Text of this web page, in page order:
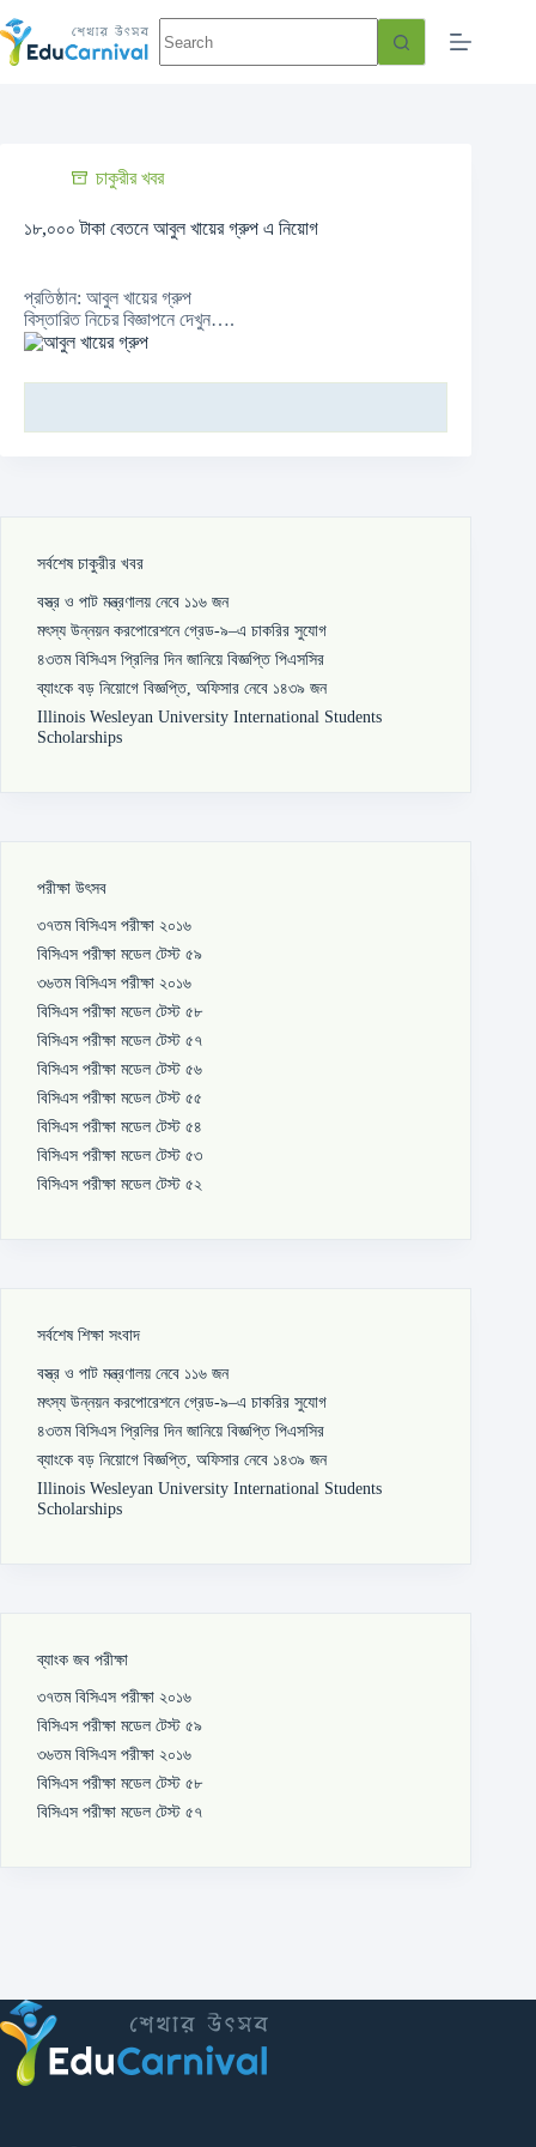
চাকুরীর খবর
১৮,০০০ টাকা বেতনে আবুল খায়ের গ্রুপ এ নিয়োগ
প্রতিষ্ঠান: আবুল খায়ের গ্রুপ
বিস্তারিত নিচের বিজ্ঞাপনে দেখুন….
সর্বশেষ চাকুরীর খবর
বস্ত্র ও পাট মন্ত্রণালয় নেবে ১১৬ জন
মৎস্য উন্নয়ন করপোরেশনে গ্রেড-৯–এ চাকরির সুযোগ
৪৩তম বিসিএস প্রিলির দিন জানিয়ে বিজ্ঞপ্তি পিএসসির
ব্যাংকে বড় নিয়োগে বিজ্ঞপ্তি, অফিসার নেবে ১৪৩৯ জন
Illinois Wesleyan University International Students
Scholarships
পরীক্ষা উৎসব
৩৭তম বিসিএস পরীক্ষা ২০১৬
বিসিএস পরীক্ষা মডেল টেস্ট ৫৯
৩৬তম বিসিএস পরীক্ষা ২০১৬
বিসিএস পরীক্ষা মডেল টেস্ট ৫৮
বিসিএস পরীক্ষা মডেল টেস্ট ৫৭
বিসিএস পরীক্ষা মডেল টেস্ট ৫৬
বিসিএস পরীক্ষা মডেল টেস্ট ৫৫
বিসিএস পরীক্ষা মডেল টেস্ট ৫৪
বিসিএস পরীক্ষা মডেল টেস্ট ৫৩
বিসিএস পরীক্ষা মডেল টেস্ট ৫২
সর্বশেষ শিক্ষা সংবাদ
বস্ত্র ও পাট মন্ত্রণালয় নেবে ১১৬ জন
মৎস্য উন্নয়ন করপোরেশনে গ্রেড-৯–এ চাকরির সুযোগ
৪৩তম বিসিএস প্রিলির দিন জানিয়ে বিজ্ঞপ্তি পিএসসির
ব্যাংকে বড় নিয়োগে বিজ্ঞপ্তি, অফিসার নেবে ১৪৩৯ জন
Illinois Wesleyan University International Students
Scholarships
ব্যাংক জব পরীক্ষা
৩৭তম বিসিএস পরীক্ষা ২০১৬
বিসিএস পরীক্ষা মডেল টেস্ট ৫৯
৩৬তম বিসিএস পরীক্ষা ২০১৬
বিসিএস পরীক্ষা মডেল টেস্ট ৫৮
বিসিএস পরীক্ষা মডেল টেস্ট ৫৭